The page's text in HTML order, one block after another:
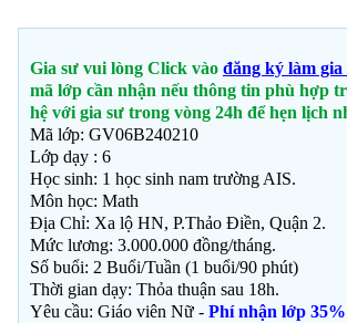
Gia sư vui lòng Click vào đăng ký làm gia
mã lớp cần nhận nếu thông tin phù hợp
hệ với gia sư trong vòng 24h để hẹn lịch
Mã lớp: GV06B240210
Lớp dạy : 6
Học sinh: 1 học sinh nam trường AIS.
Môn học: Math
Địa Chỉ: Xa lộ HN, P.Thảo Điền, Quận 2.
Mức lương: 3.000.000 đồng/tháng.
Số buổi: 2 Buổi/Tuần (1 buổi/90 phút)
Thời gian dạy: Thỏa thuận sau 18h.
Yêu cầu: Giáo viên Nữ - Phí nhận lớp 35%